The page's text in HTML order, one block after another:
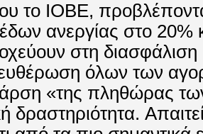
το IOBE,
ανεργίας στο 20%
στη
όλων των
«της πληθώρας
δραστηριότητα.